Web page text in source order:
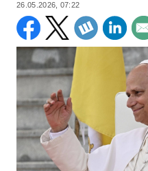
26.05.2026, 07:22